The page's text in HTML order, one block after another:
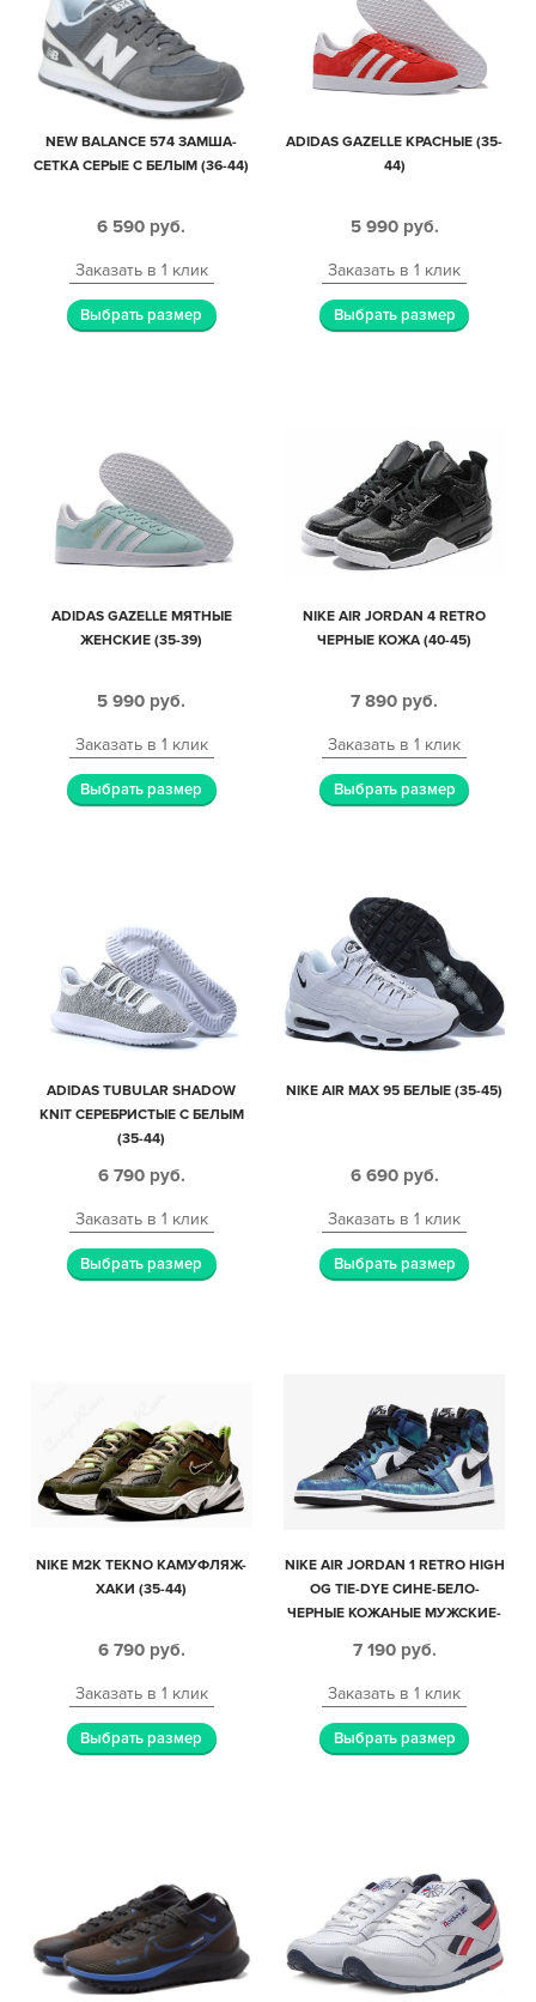
NEW BALANCE 574 ЗАМША-
СЕТКА СЕРЫЕ С БЕЛЫМ (36-44)
6 590 руб.
Заказать в 1 клик
Выбрать размер
ADIDAS GAZELLE КРАСНЫЕ (35-
44)
5 990 руб.
Заказать в 1 клик
Выбрать размер
ADIDAS GAZELLE МЯТНЫЕ
ЖЕНСКИЕ (35-39)
5 990 руб.
Заказать в 1 клик
Выбрать размер
NIKE AIR JORDAN 4 RETRO
ЧЕРНЫЕ КОЖА (40-45)
7 890 руб.
Заказать в 1 клик
Выбрать размер
ADIDAS TUBULAR SHADOW
KNIT СЕРЕБРИСТЫЕ С БЕЛЫМ
(35-44)
6 790 руб.
Заказать в 1 клик
Выбрать размер
NIKE AIR MAX 95 БЕЛЫЕ (35-45)
6 690 руб.
Заказать в 1 клик
Выбрать размер
NIKE M2K TEKNO КАМУФЛЯЖ-
ХАКИ (35-44)
6 790 руб.
Заказать в 1 клик
Выбрать размер
NIKE AIR JORDAN 1 RETRO HIGH
OG TIE-DYE СИНЕ-БЕЛО-
ЧЕРНЫЕ КОЖАНЫЕ МУЖСКИЕ-
7 190 руб.
Заказать в 1 клик
Выбрать размер